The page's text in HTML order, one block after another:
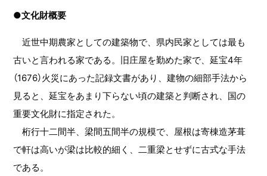
●文化財概要
近世中期農家としての建築物で、県内民家としては最も
古いと言われる家である。旧庄屋を勤めた家で、延宝4年
（1676）火災にあった記録文書があり、建物の細部手法から
見ると、延宝をあまり下らない頃の建築と判断され、国の
重要文化財に指定された。
桁行十二間半、梁間五間半の規模で、屋根は寄棟造茅葺
で軒は高いが梁は比較的細く、二重梁とせずに古式な手法
である。